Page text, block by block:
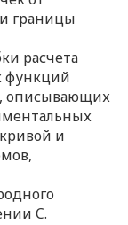
границы
расчета
функций
описывающих
и
C.